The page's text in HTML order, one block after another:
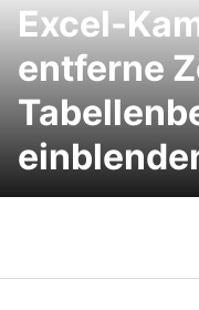
Excel-
entferne